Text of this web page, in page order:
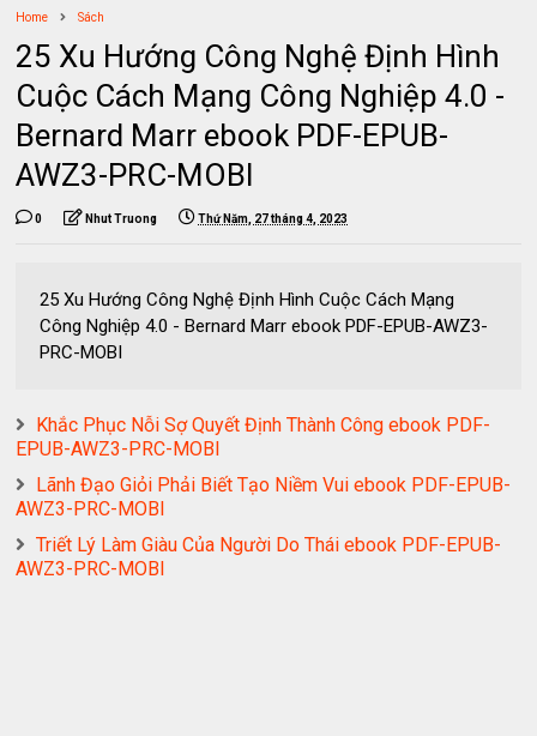
Home Sách
25 Xu Hướng Công Nghệ Định Hình
Cuộc Cách Mạng Công Nghiệp 4.0 -
Bernard Marr ebook PDF-EPUB-
AWZ3-PRC-MOBI
0 Nhut Truong Thứ Năm, 27 tháng 4, 2023
25 Xu Hướng Công Nghệ Định Hình Cuộc Cách Mạng
Công Nghiệp 4.0 - Bernard Marr ebook PDF-EPUB-AWZ3-
PRC-MOBI
Khắc Phục Nỗi Sợ Quyết Định Thành Công ebook PDF-
EPUB-AWZ3-PRC-MOBI
Lãnh Đạo Giỏi Phải Biết Tạo Niềm Vui ebook PDF-EPUB-
AWZ3-PRC-MOBI
Triết Lý Làm Giàu Của Người Do Thái ebook PDF-EPUB-
AWZ3-PRC-MOBI